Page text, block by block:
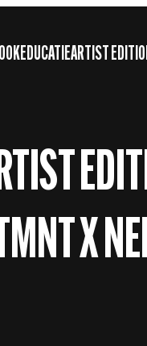
EDUCATIEARTIST
X